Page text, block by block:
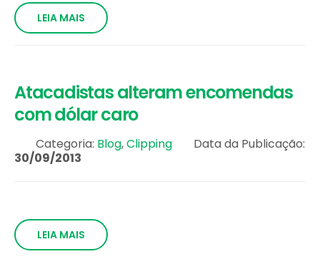
LEIA MAIS
Atacadistas alteram encomendas
com dólar caro
Categoria: Blog,Clipping
Data da Publicação:
30/09/2013
LEIA MAIS